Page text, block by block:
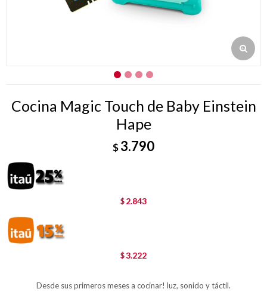
Cocina Magic Touch de Baby Einstein
Hape
$3.790
$ 2.843
$3.222
Desde sus primeros meses a cocinar! luz, sonido y táctil.